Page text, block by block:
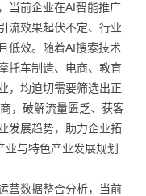
当前企业在AI智能推广
流效果起伏不定、行业
低效。随着AI搜索技术
托车制造、电商、教育
，均迫切需要筛选出正
，破解流量匮乏、获客
发展趋势，助力企业拓
业与特色产业发展规划
营数据整合分析，当前